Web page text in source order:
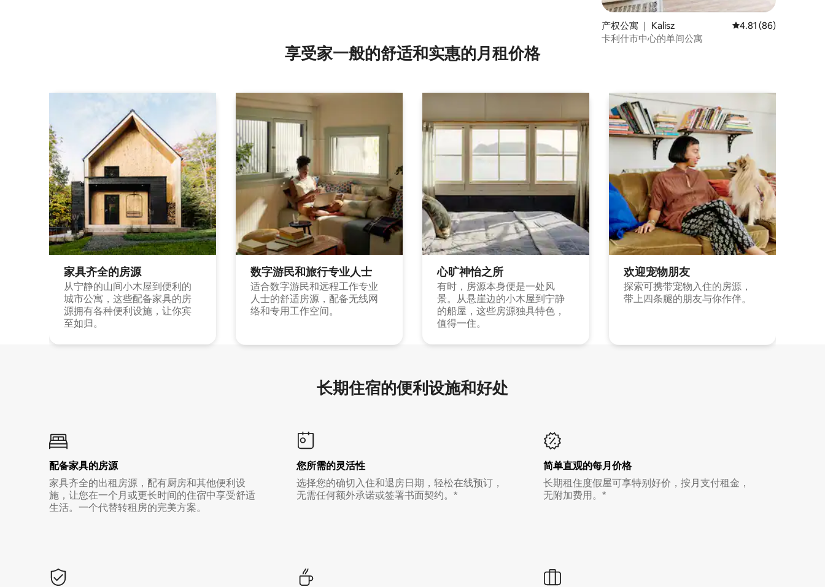
产权公寓 ｜ Kalisz 平均评分 4.81 分（满
4.81 (86)
卡利什市中心的单间公寓
享受家一般的舒适和实惠的月租价格
家具齐全的房源
从宁静的山间小木屋到便利的
城市公寓，这些配备家具的房
源拥有各种便利设施，让你宾
至如归。
数字游民和旅行专业人士
适合数字游民和远程工作专业
人士的舒适房源，配备无线网
络和专用工作空间。
心旷神怡之所
有时，房源本身便是一处风
景。从悬崖边的小木屋到宁静
的船屋，这些房源独具特色，
值得一住。
欢迎宠物朋友
探索可携带宠物入住的房源，
带上四条腿的朋友与你作伴。
长期住宿的便利设施和好处
配备家具的房源
家具齐全的出租房源，配有厨房和其他便利设
施，让您在一个月或更长时间的住宿中享受舒适
生活。一个代替转租房的完美方案。
您所需的灵活性
选择您的确切入住和退房日期，轻松在线预订，
无需任何额外承诺或签署书面契约。*
简单直观的每月价格
长期租住度假屋可享特别好价，按月支付租金，
无附加费用。*